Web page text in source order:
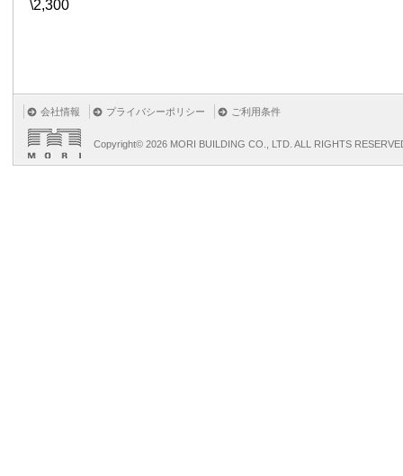
\2,300
会社情報 プライバシーポリシー ご利用条件
Copyright© 2026 MORI BUILDING CO., LTD. ALL RIGHTS